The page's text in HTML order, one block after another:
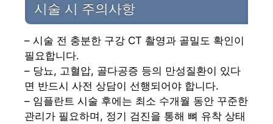
시술 시 주의사항
– 시술 전 충분한 구강 CT 촬영과 골밀도 확인이
필요합니다.
– 당뇨, 고혈압, 골다공증 등의 만성질환이 있다
면 반드시 사전 상담이 선행되어야 합니다.
– 임플란트 시술 후에는 최소 수개월 동안 꾸준한
관리가 필요하며, 정기 검진을 통해 뼈 유착 상태